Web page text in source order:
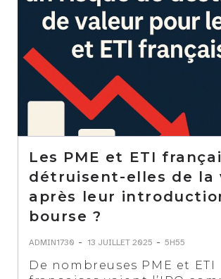
Les PME et ETI
détruisent-elles de la
après leur
bourse ?
ADMIN1730 - 13 JUILLET 2025 - 5H55
De nombreuses PME et ETI